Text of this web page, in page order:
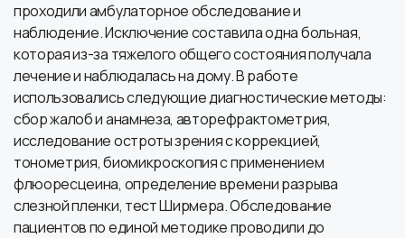
проходили амбулаторное обследование и
наблюдение. Исключение составила одна больная,
которая из-за тяжелого общего состояния получала
лечение и наблюдалась на дому. В работе
использовались следующие диагностические методы:
сбор жалоб и анамнеза, авторефрактометрия,
исследование остроты зрения с коррекцией,
тонометрия, биомикроскопия с применением
флюоресцеина, определение времени разрыва
слезной пленки, тест Ширмера. Обследование
пациентов по единой методике проводили до